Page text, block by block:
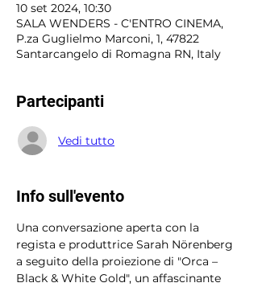
10 set 2024, 10:30
SALA WENDERS - C'ENTRO CINEMA,
P.za Guglielmo Marconi, 1, 47822
Santarcangelo di Romagna RN, Italy
Partecipanti
Vedi tutto
Info sull'evento
Una conversazione aperta con la
regista e produttrice Sarah Nörenberg
a seguito della proiezione di "Orca –
Black & White Gold", un affascinante